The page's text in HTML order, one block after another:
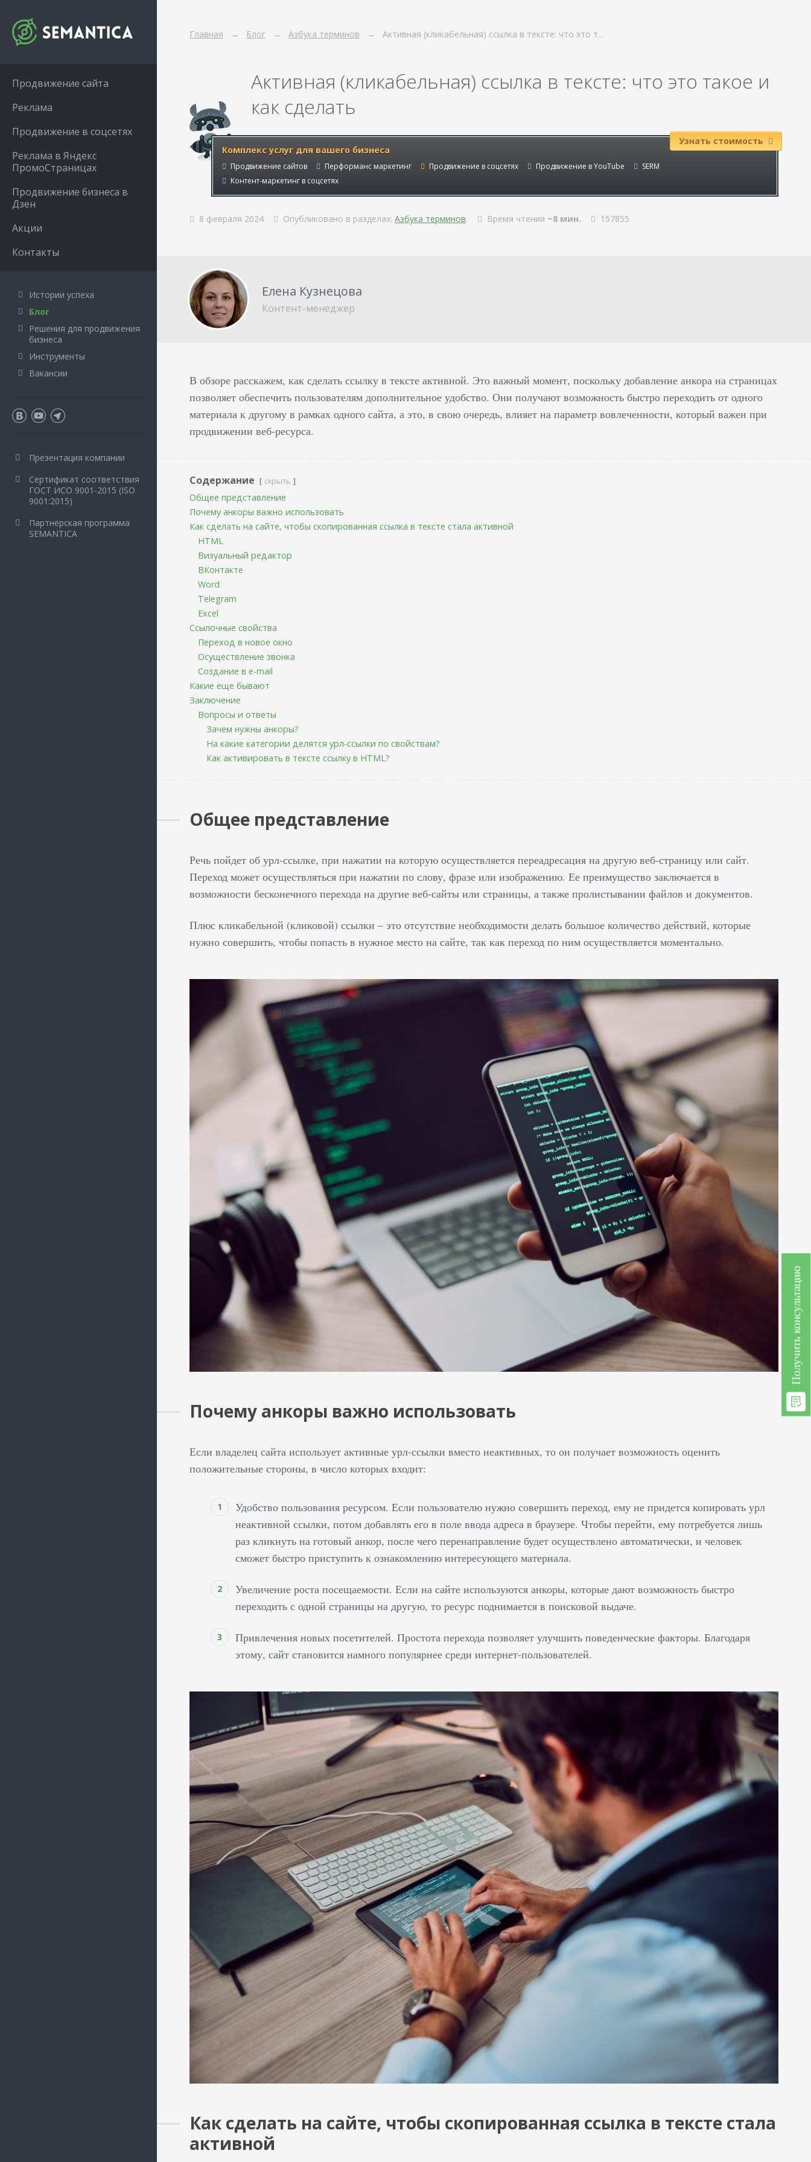
Главная Блог Азбука терминов Активная (кликабельная) ссылка в тексте: что это т…
Активная (кликабельная) ссылка в тексте: что это такое и
как сделать
Комплекс услуг для вашего бизнеса
Продвижение сайтов Перформанс маркетинг Продвижение в соцсетях Продвижение в YouTube
SERM
Контент-маркетинг в соцсетях
Узнать стоимость
8 февраля 2024 Опубликовано в разделах:Азбука терминов. Время чтения ~8 мин. 157855
Елена Кузнецова
Контент-менеджер
В обзоре расскажем, как сделать ссылку в тексте активной. Это важный момент, поскольку добавление анкора на страницах
позволяет обеспечить пользователям дополнительное удобство. Они получают возможность быстро переходить от одного
материала к другому в рамках одного сайта, а это, в свою очередь, влияет на параметр вовлеченности, который важен при
продвижении веб-ресурса.
Содержание скрыть
Общее представление
Почему анкоры важно использовать
Как сделать на сайте, чтобы скопированная ссылка в тексте стала активной
HTML
Визуальный редактор
ВКонтакте
Word
Telegram
Excel
Ссылочные свойства
Переход в новое окно
Осуществление звонка
Создание в e-mail
Какие еще бывают
Заключение
Вопросы и ответы
Зачем нужны анкоры?
На какие категории делятся урл-ссылки по свойствам?
Как активировать в тексте ссылку в HTML?
Общее представление
Речь пойдет об урл-ссылке, при нажатии на которую осуществляется переадресация на другую веб-страницу или сайт.
Переход может осуществляться при нажатии по слову, фразе или изображению. Ее преимущество заключается в
возможности бесконечного перехода на другие веб-сайты или страницы, а также пролистывании файлов и документов.
Плюс кликабельной (кликовой) ссылки – это отсутствие необходимости делать большое количество действий, которые
нужно совершить, чтобы попасть в нужное место на сайте, так как переход по ним осуществляется моментально.
Почему анкоры важно использовать
Если владелец сайта использует активные урл-ссылки вместо неактивных, то он получает возможность оценить
положительные стороны, в число которых входит:
Удобство пользования ресурсом. Если пользователю нужно совершить переход, ему не придется копировать урл
неактивной ссылки, потом добавлять его в поле ввода адреса в браузере. Чтобы перейти, ему потребуется лишь
раз кликнуть на готовый анкор, после чего перенаправление будет осуществлено автоматически, и человек
сможет быстро приступить к ознакомлению интересующего материала.
Увеличение роста посещаемости. Если на сайте используются анкоры, которые дают возможность быстро
переходить с одной страницы на другую, то ресурс поднимается в поисковой выдаче.
Привлечения новых посетителей. Простота перехода позволяет улучшить поведенческие факторы. Благодаря
этому, сайт становится намного популярнее среди интернет-пользователей.
Как сделать на сайте, чтобы скопированная ссылка в тексте стала
активной
Продвижение сайта
Реклама
Продвижение в соцсетях
Реклама в Яндекс
ПромоСтраницах
Продвижение бизнеса в
Дзен
Акции
Контакты
Истории успеха
Блог
Решения для продвижения
бизнеса
Инструменты
Вакансии
Презентация компании
Сертификат соответствия
ГОСТ ИСО 9001-2015 (ISO
9001:2015)
Партнёрская программа
SEMANTICA
Получить консультацию